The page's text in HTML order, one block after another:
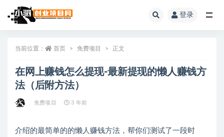
登录
当前位置： 首页 免费项目 正文
在网上赚钱怎么提现-最新提现的懒人赚钱方
法（后附方法）
免费项目 3 年前
介绍的最简单的的懒人赚钱方法，帮你们测试了一段时